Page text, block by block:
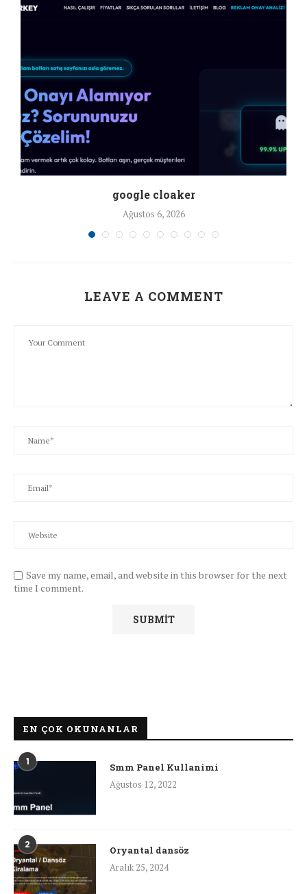
google cloaker
Ağustos 6, 2026
LEAVE A COMMENT
Save my name, email, and website in this browser for the next
time I comment.
EN ÇOK OKUNANLAR
1
Smm Panel Kullanimi
Ağustos 12, 2022
2
Oryantal dansöz
Aralık 25, 2024